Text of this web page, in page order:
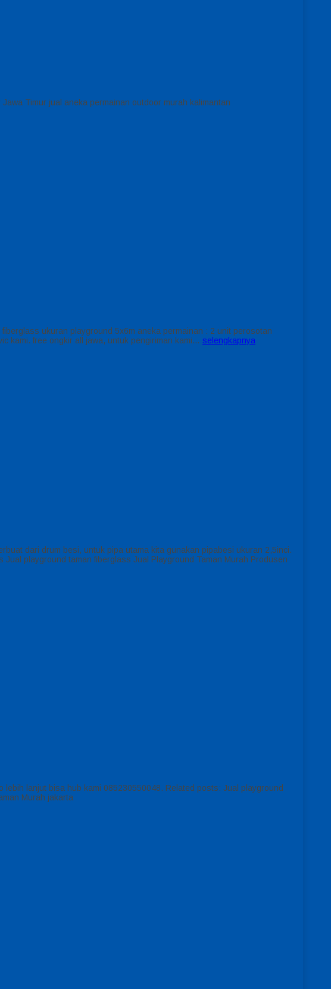
Timur jual aneka permainan outdoor murah kalimantan
ukuran playground 5x6m aneka permainan : 2 unit perosotan
kami. free ongkir all jawa, untuk pengiriman kami… selengkapnya
dari drum besi, untuk pipa utama kita gunakan pipabesi ukuran 2,5inci.
playground taman fiberglass Jual Playground Taman Murah Produsen
lanjut bisa hub kami 085230550048. Related posts: Jual playground
Murah jakarta